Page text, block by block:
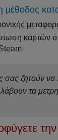
μέθοδος
καρτών
σας ζητούν
τα